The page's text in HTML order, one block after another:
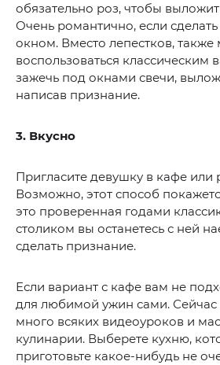
обязательно роз, чтобы
Очень романтично, если
окном. Вместо лепестков,
воспользоваться классическим
зажечь под окнами свечи,
написав признание.
3. Вкусно
Пригласите девушку в кафе или
Возможно, этот способ
это проверенная годами
столиком вы останетесь с ней
сделать признание.
Если вариант с кафе вам не
для любимой ужин сами.
много всяких видеоуроков и
кулинарии. Выберете кухню,
приготовьте какое-нибудь не